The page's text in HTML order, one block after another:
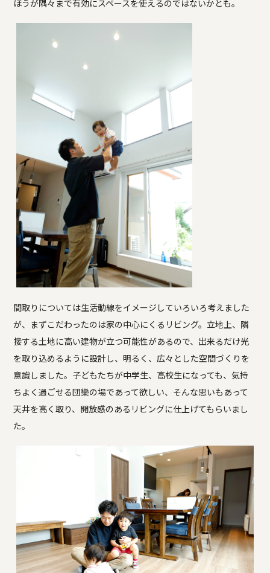
ほうが隅々まで有効にスペースを使えるのではないかとも。
間取りについては生活動線をイメージしていろいろ考えました
が、まずこだわったのは家の中心にくるリビング。立地上、隣
接する土地に高い建物が立つ可能性があるので、出来るだけ光
を取り込めるように設計し、明るく、広々とした空間づくりを
意識しました。子どもたちが中学生、高校生になっても、気持
ちよく過ごせる団欒の場であって欲しい、そんな思いもあって
天井を高く取り、開放感のあるリビングに仕上げてもらいまし
た。